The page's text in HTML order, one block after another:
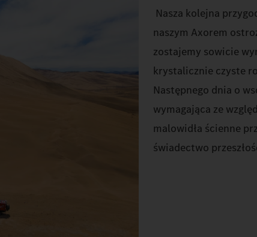
Nasza kolejna
naszym Axorem
zostajemy sowicie
krystalicznie czyste
Następnego dnia o
wymagająca ze
malowidła ścienne
świadectwo